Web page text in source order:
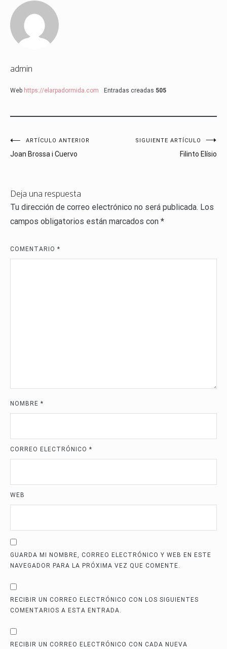
admin
Web https://elarpadormida.com Entradas creadas 505
Navegación
de
ARTÍCULO ANTERIOR
Joan Brossa i Cuervo
SIGUIENTE ARTÍCULO
Filinto Elísio
Deja una respuesta
Tu dirección de correo electrónico no será publicada. Los
campos obligatorios están marcados con *
COMENTARIO *
NOMBRE *
CORREO ELECTRÓNICO *
WEB
GUARDA MI NOMBRE, CORREO ELECTRÓNICO Y WEB EN ESTE
NAVEGADOR PARA LA PRÓXIMA VEZ QUE COMENTE.
RECIBIR UN CORREO ELECTRÓNICO CON LOS SIGUIENTES
COMENTARIOS A ESTA ENTRADA.
RECIBIR UN CORREO ELECTRÓNICO CON CADA NUEVA